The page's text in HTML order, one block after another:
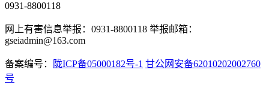
0931-8800118
网上有害信息举报：0931-8800118 举报邮箱：
gseiadmin@163.com
备案编号： 陇ICP备05000182号-1 甘公网安备62010202002760
号